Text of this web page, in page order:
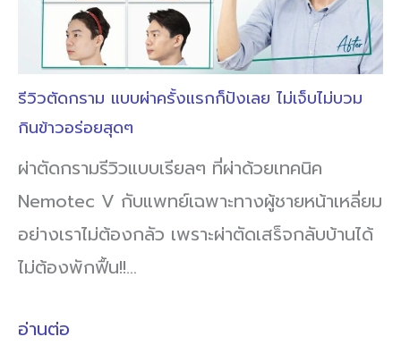
รีวิวตัดกราม แบบผ่าครั้งแรกก็ปังเลย ไม่เจ็บไม่บวม
กินข้าวอร่อยสุดๆ
ผ่าตัดกรามรีวิวแบบเรียลๆ ที่ผ่าด้วยเทคนิค
Nemotec V กับแพทย์เฉพาะทางผู้ชายหน้าเหลี่ยม
อย่างเราไม่ต้องกลัว เพราะผ่าตัดเสร็จกลับบ้านได้
ไม่ต้องพักฟื้น!!…
อ่านต่อ